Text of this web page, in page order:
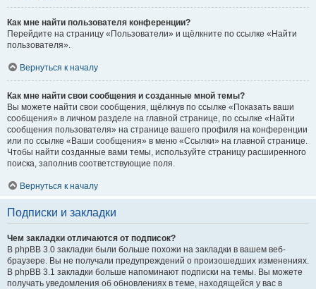
Как мне найти пользователя конференции?
Перейдите на страницу «Пользователи» и щёлкните по ссылке «Найти
пользователя».
Вернуться к началу
Как мне найти свои сообщения и созданные мной темы?
Вы можете найти свои сообщения, щёлкнув по ссылке «Показать ваши
сообщения» в личном разделе на главной странице, по ссылке «Найти
сообщения пользователя» на странице вашего профиля на конференции
или по ссылке «Ваши сообщения» в меню «Ссылки» на главной странице.
Чтобы найти созданные вами темы, используйте страницу расширенного
поиска, заполнив соответствующие поля.
Вернуться к началу
Подписки и закладки
Чем закладки отличаются от подписок?
В phpBB 3.0 закладки были больше похожи на закладки в вашем веб-
браузере. Вы не получали предупреждений о произошедших изменениях.
В phpBB 3.1 закладки больше напоминают подписки на темы. Вы можете
получать уведомления об обновлениях в теме, находящейся у вас в